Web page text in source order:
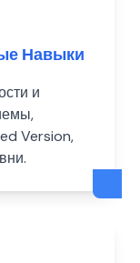
Навыки
и
Version,